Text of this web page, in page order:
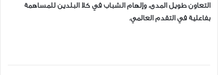
التعاون طويل المدى، وإلهام الشباب في كلا البلدين للمساهمة
بفاعلية في التقدم العالمي.